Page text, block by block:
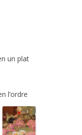
un plat
l’ordre